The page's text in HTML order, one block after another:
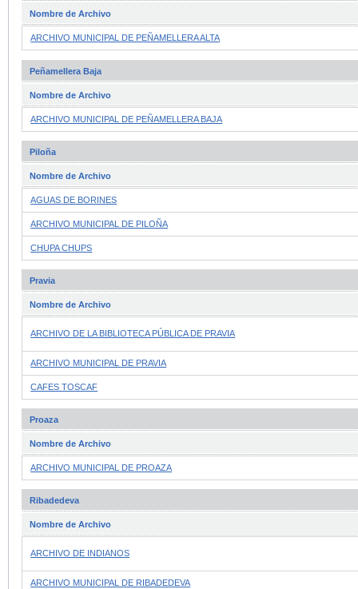
Nombre de Archivo
ARCHIVO MUNICIPAL DE PEÑAMELLERA ALTA
Peñamellera Baja
Nombre de Archivo
ARCHIVO MUNICIPAL DE PEÑAMELLERA BAJA
Piloña
Nombre de Archivo
AGUAS DE BORINES
ARCHIVO MUNICIPAL DE PILOÑA
CHUPA CHUPS
Pravia
Nombre de Archivo
ARCHIVO DE LA BIBLIOTECA PÚBLICA DE PRAVIA
ARCHIVO MUNICIPAL DE PRAVIA
CAFES TOSCAF
Proaza
Nombre de Archivo
ARCHIVO MUNICIPAL DE PROAZA
Ribadedeva
Nombre de Archivo
ARCHIVO DE INDIANOS
ARCHIVO MUNICIPAL DE RIBADEDEVA